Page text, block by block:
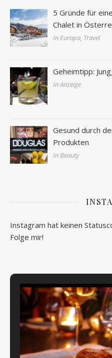
5 Gründe für
Chalet in
In Europa, Travel
Geheimtipp:
In Anzeige
Gesund durch
Produkten
In Beauty
Instagram hat keinen
Folge mir!